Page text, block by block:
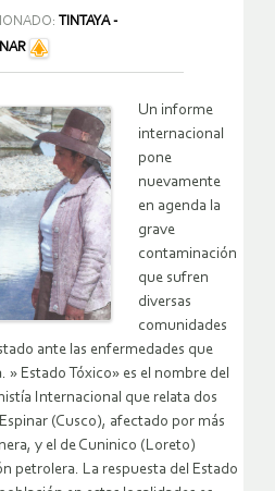
TINTAYA -
Un informe
internacional
pone
nuevamente
en agenda la
grave
contaminación
que sufren
diversas
comunidades
ante las enfermedades que
Estado Tóxico» es el nombre del
Internacional que relata dos
(Cusco), afectado por más
y el de Cuninico (Loreto)
petrolera. La respuesta del Estado